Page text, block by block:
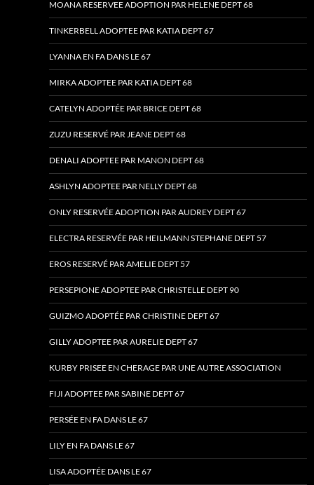
MOANA RESERVEE ADOPTION PAR HELENE DEPT 68
TINKERBELL ADOPTEE PAR KATIA DEPT 67
LYANNA EN FA DANS LE 67
MIRKA ADOPTEE PAR KATIA DEPT 68
CATELYN ADOPTÉE PAR BRICE DEPT 68
ZUZU RESERVÉ PAR JEANE DEPT 68
DENALI ADOPTEE PAR MANON DEPT 68
ASHLYN ADOPTEE PAR NELLY DEPT 68
ONLY RESERVÉE ADOPTION PAR AUDREY DEPT 67
ELECTRA RESERVÉE PAR HEILMANN STEPHANE DEPT 57
EROS RESERVÉ PAR AMELIE DEPT 57
PERSEPIONE ADOPTEE PAR CHRISTELLE DEPT 90
GUIZMO ADOPTÉE PAR CHRISTINE DEPT 67
GILLY ADOPTEE PAR AURELIE DEPT 67
KURBY PRISEE EN CHERAGE PAR UNE AUTRE ASSOCIATION
FIJI ADOPTEE PAR SABINE DEPT 67
PERSÉE EN FA DANS LE 67
LILY EN FA DANS LE 67
LISA ADOPTÉE DANS LE 67